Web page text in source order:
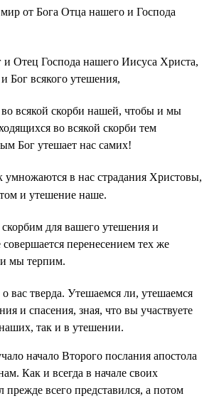
от Бога Отца нашего и Господа
и Отец Господа нашего Иисуса Христа,
Бог всякого утешения,
всякой скорби нашей, чтобы и мы
во всякой скорби тем
Бог утешает нас самих!
умножаются в нас страдания Христовы,
и утешение наше.
для вашего утешения и
совершается перенесением тех же
и мы терпим.
вас тверда. Утешаемся ли, утешаемся
и спасения, зная, что вы участвуете
так и в утешении.
начало Второго послания апостола
Как и всегда в начале своих
прежде всего представился, а потом